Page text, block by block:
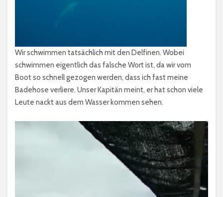
Wir schwimmen tatsächlich mit den Delfinen. Wobei
schwimmen eigentlich das falsche Wort ist, da wir vom
Boot so schnell gezogen werden, dass ich fast meine
Badehose verliere. Unser Kapitän meint, er hat schon viele
Leute nackt aus dem Wasser kommen sehen.